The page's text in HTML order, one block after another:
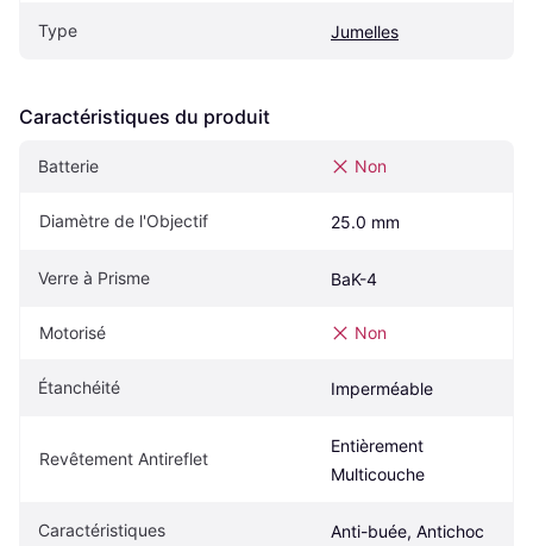
Type Jumelles
Caractéristiques du produit
Batterie Non
Diamètre de l'Objectif 25.0 mm
Verre à Prisme BaK-4
Motorisé Non
Étanchéité Imperméable
Revêtement Antireflet
Entièrement
Multicouche
Caractéristiques Anti-buée, Antichoc